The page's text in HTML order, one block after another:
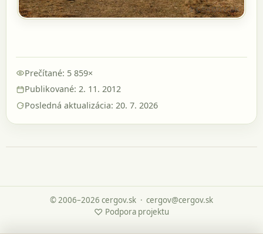
Prečítané: 5 859×
Publikované: 2. 11. 2012
Posledná aktualizácia: 20. 7. 2026
© 2006–2026 cergov.sk
♡ Podpora projektu
· cergov@cergov.sk